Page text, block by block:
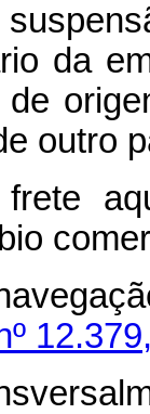
da
de
outro